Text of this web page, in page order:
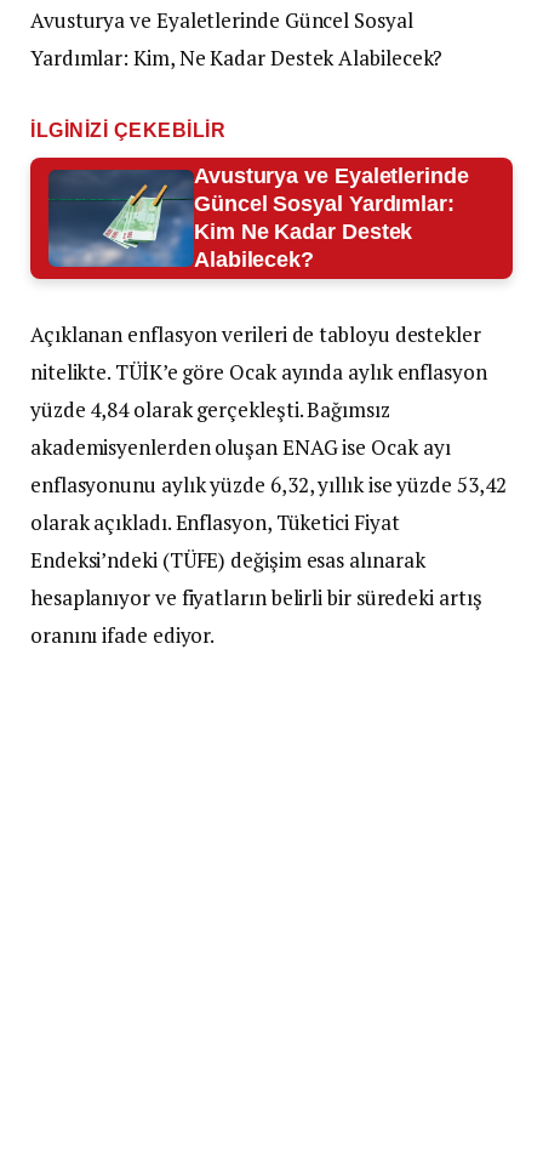
Avusturya ve Eyaletlerinde Güncel Sosyal
Yardımlar: Kim, Ne Kadar Destek Alabilecek?
İLGINIZI ÇEKEBILIR
Avusturya ve Eyaletlerinde
Güncel Sosyal Yardımlar:
Kim Ne Kadar Destek
Alabilecek?
Açıklanan enflasyon verileri de tabloyu destekler
nitelikte. TÜİK’e göre Ocak ayında aylık enflasyon
yüzde 4,84 olarak gerçekleşti. Bağımsız
akademisyenlerden oluşan ENAG ise Ocak ayı
enflasyonunu aylık yüzde 6,32, yıllık ise yüzde 53,42
olarak açıkladı. Enflasyon, Tüketici Fiyat
Endeksi’ndeki (TÜFE) değişim esas alınarak
hesaplanıyor ve fiyatların belirli bir süredeki artış
oranını ifade ediyor.